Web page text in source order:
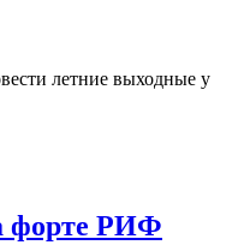
летние выходные у
форте РИФ